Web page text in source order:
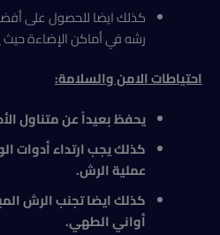
كذلك ايضا للحصول على
رشه في أماكن الإضاءة حيث
احتياطاتالامن والسلامة:
يحفظ بعيداً عن متناول
كذلك يجب ارتداء أدوات
عملية الرش.
كذلك ايضا تجنب الرش
أواني الطهي.